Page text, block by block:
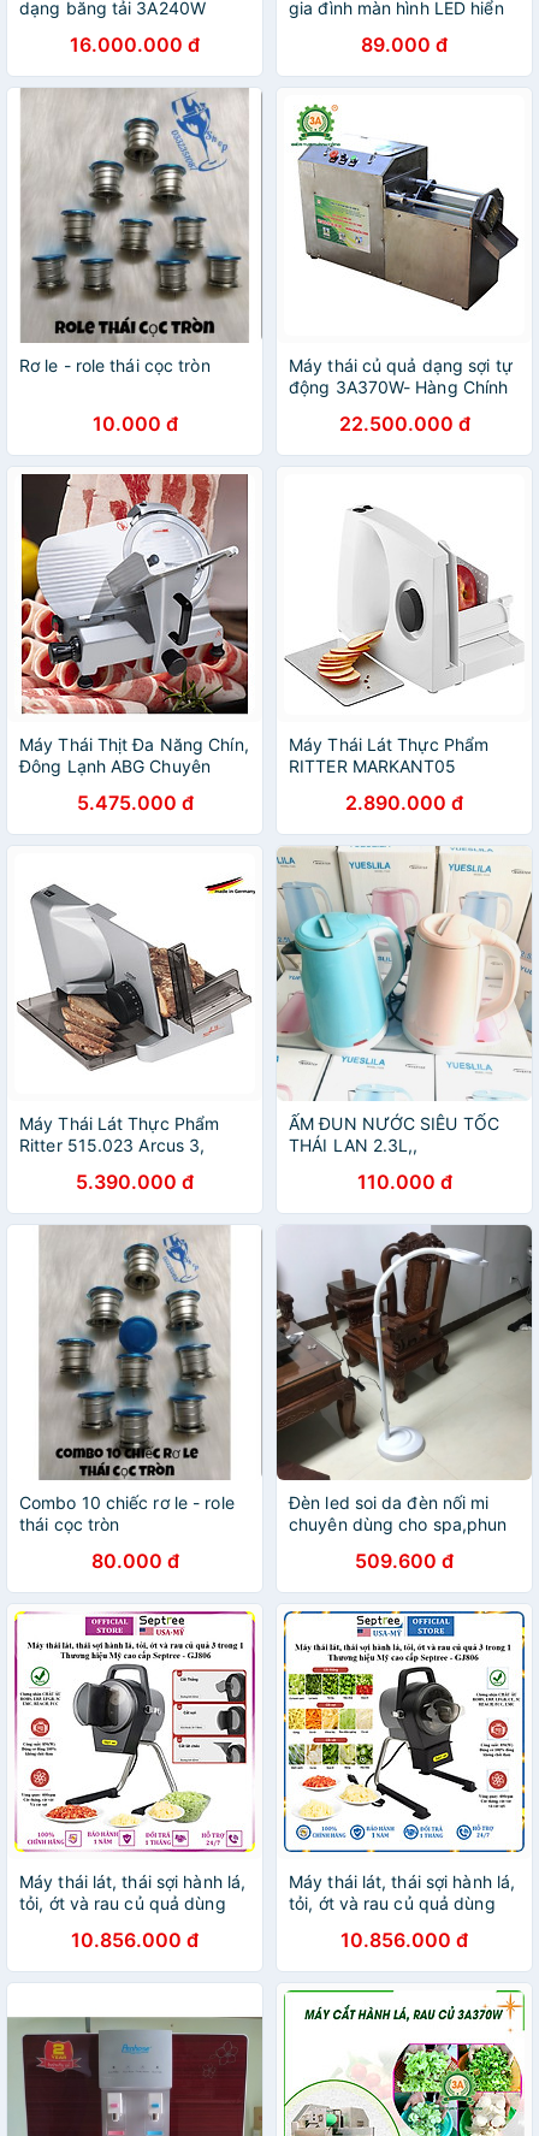
dạng băng tải 3A240W
16.000.000 đ
gia đình màn hình LED hiển
con heo hồng (lợn hồng)
BH12 tháng
89.000 đ
Rơ le - role thái cọc tròn
10.000 đ
Máy thái củ quả dạng sợi tự
động 3A370W- Hàng Chính
22.500.000 đ
Máy Thái Thịt Đa Năng Chín,
Đông Lạnh ABG Chuyên
Quán Ăn, Thái Chính Xác,
Bền Bỉ Hàng Chính Hãng
5.475.000 đ
Máy Thái Lát Thực Phẩm
RITTER MARKANT05
Từ Đức2.890.000 đ
Máy Thái Lát Thực Phẩm
Ritter 515.023 Arcus 3,
5.390.000 đ
ẤM ĐUN NƯỚC SIÊU TỐC
THÁI LAN 2.3L,,
110.000 đ
Combo 10 chiếc rơ le - role
thái cọc tròn
80.000 đ
Đèn led soi da đèn nối mi
chuyên dùng cho spa,phun
509.600 đ
Máy thái lát, thái sợi hành lá,
tỏi, ớt và rau củ quả dùng
thương hiệu Mỹ cao cấp
Septree GJ806 công suất
850W - Hàng nhập khẩu
10.856.000 đ
Máy thái lát, thái sợi hành lá,
tỏi, ớt và rau củ quả dùng
thương hiệu Mỹ cao cấp
Septree GJ806 công suất
850W - Hàng chính hãng
10.856.000 đ